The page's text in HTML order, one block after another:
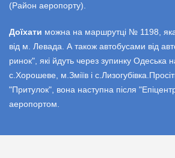
(Район аеропорту).
Доїхати можна на маршрутці № 1198,
від м. Левада. А також автобусами від
ринок", які йдуть через зупинку Одеська
с.Хорошеве, м.Зміїв і
"Притулок", вона наступна після
аеропортом.